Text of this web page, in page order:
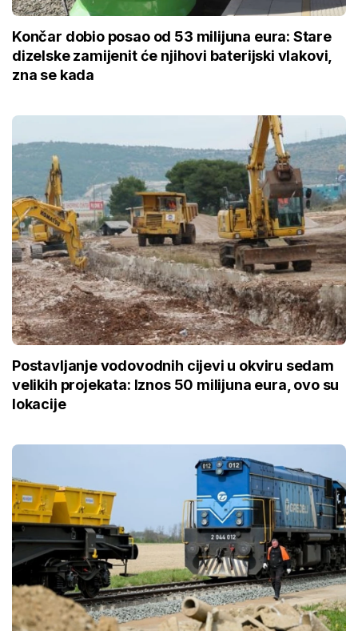
Končar dobio posao od 53 milijuna eura: Stare
dizelske zamijenit će njihovi baterijski vlakovi,
zna se kada
Postavljanje vodovodnih cijevi u okviru sedam
velikih projekata: Iznos 50 milijuna eura, ovo su
lokacije